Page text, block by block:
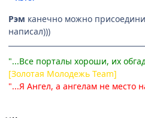
Рэм канечно можно
написал)))
"...Все порталы хороши, их
[Золотая Молодежь Team]
"...Я Ангел, а ангелам не место